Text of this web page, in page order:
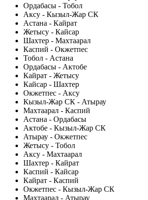
Ордабасы - Тобол
Аксу - Кызыл-Жар СК
Астана - Кайрат
Жетысу - Кайсар
Шахтер - Махтаарал
Каспий - Окжетпес
Тобол - Астана
Ордабасы - Актобе
Кайрат - Жетысу
Кайсар - Шахтер
Окжетпес - Аксу
Кызыл-Жар СК - Атырау
Махтаарал - Каспий
Астана - Ордабасы
Актобе - Кызыл-Жар СК
Атырау - Окжетпес
Жетысу - Тобол
Аксу - Махтаарал
Шахтер - Кайрат
Каспий - Кайсар
Кайрат - Каспий
Окжетпес - Кызыл-Жар СК
Махтаарал - Атырау